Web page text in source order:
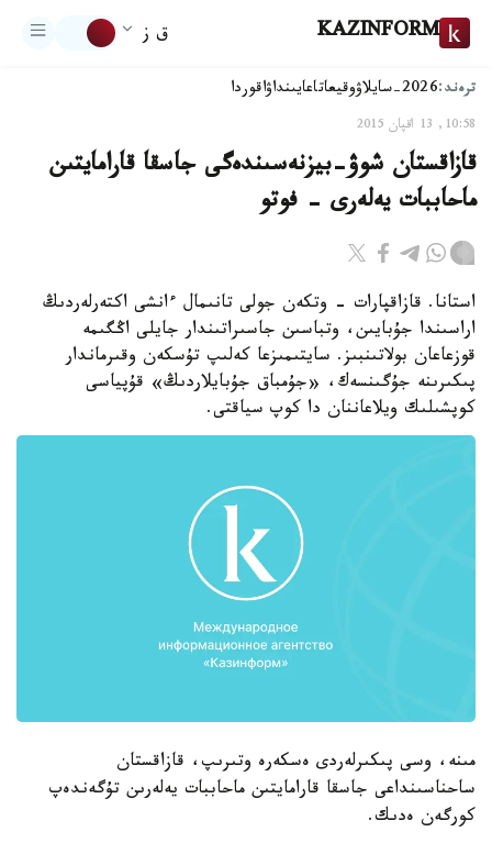
KAZINFORM ق ز
ترەند:2026-سايلاۋ وقيعاتاعايىنداۋاقوردا
10:58, 13 اقپان 2015
قازاقستان شوۋ-بيزنەسىندەگى جاسقا قارامايتىن
ماحاببات يەلەرى - فوتو
استانا. قازاقپارات - وتكەن جولى تانىمال ءانشى اكتەرلەردىڭ
اراسىندا جۇبايىن، وتباسىن جاسىراتىندار جايلى اڭگىمە
قوزعاعان بولاتىنبىز. سايتىمىزعا كەلىپ تۇسكەن وقىرماندار
پىكىرىنە جۇگىنسەك، «جۇمباق جۇبايلاردىڭ» قۇپياسى
كوپشىلىك ويلاعاننان دا كوپ سياقتى.
مىنە، وسى پىكىرلەردى ەسكەرە وتىرىپ، قازاقستان
ساحناسىنداعى جاسقا قارامايتىن ماحاببات يەلەرىن تۇگەندەپ
كورگەن ەدىك.